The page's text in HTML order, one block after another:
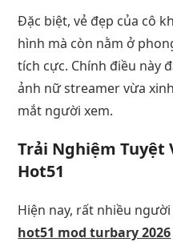
Đặc biệt, vẻ đẹp của cô
hình mà còn nằm ở
tích cực. Chính điều này
ảnh nữ streamer vừa
mắt người xem.
Trải Nghiệm Tuyệt
Hot51
Hiện nay, rất nhiều
hot51 mod turbary 2026